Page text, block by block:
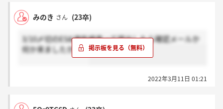
みのき さん (23卒)
3/10〆切のES&適性検査って提出したら確認メールか
何か来ましたか？？
2022年3月11日 01:21